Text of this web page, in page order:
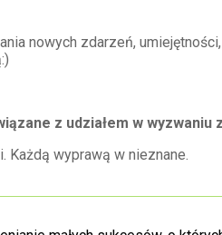
nowych zdarzeń,
z udziałem w
Każdą wyprawą w nieznane.